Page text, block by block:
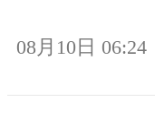
08月10日 06:24